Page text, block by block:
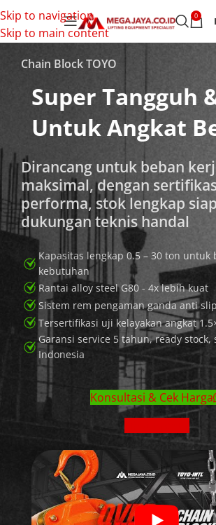
Skip to navigation
Skip to main content
0
Chain Block TOYO
Super Tangguh
Untuk Angkat
Dirancang untuk beban
maksimal, dengan
performa, stok lengkap
dukungan teknis handal
Kapasitas lengkap 0.5 – 30 ton untuk
kebutuhan
Rantai alloy steel G80 - 4x lebih kuat
Sistem rem pengaman ganda anti slip
Tersertifikasi uji kelayakan angkat
Garansi service 5 tahun, ready stock,
Indonesia
Konsultasi & Cek Harga